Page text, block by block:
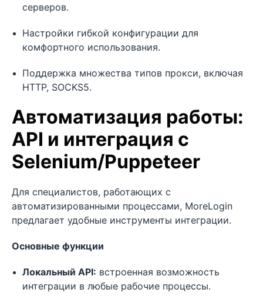
серверов.
Настройки гибкой конфигурации для
комфортного использования.
Поддержка множества типов прокси, включая
HTTP, SOCKS5.
Автоматизация работы:
API и интеграция с
Selenium/Puppeteer
Для специалистов, работающих с
автоматизированными процессами, MoreLogin
предлагает удобные инструменты интеграции.
Основные функции
Локальный API: встроенная возможность
интеграции в любые рабочие процессы.